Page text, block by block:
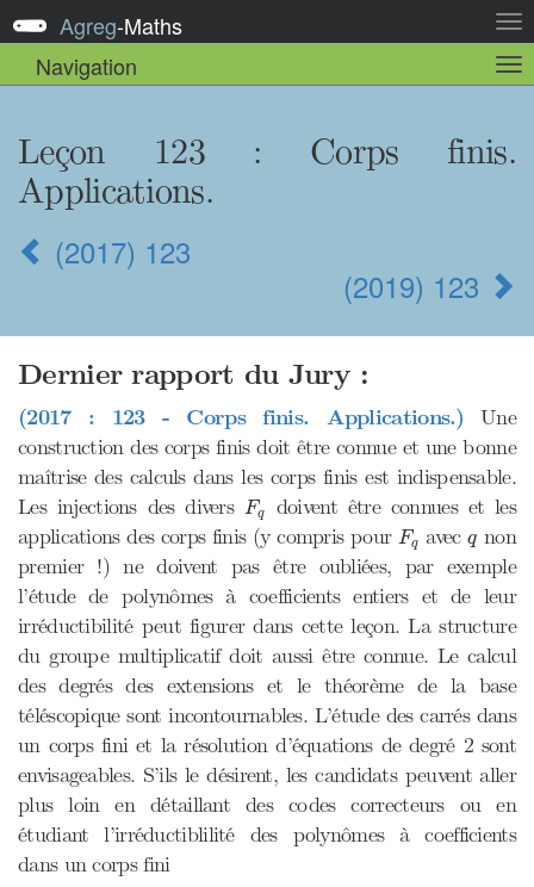
la
Agreg-Maths
Navigation
la
Leçon 123 : Corps finis.
Applications.
(2017) 123
(2019) 123
Dernier rapport du Jury :
(2017 : 123 - Corps finis. Applications.) Une
construction des corps finis doit être connue et une bonne
maîtrise des calculs dans les corps finis est indispensable.
Les injections des divers Fq
Fq
doivent être connues et les
applications des corps finis (y compris pour Fq
Fq avecq
q non
premier !) ne doivent pas être oubliées, par exemple
l’étude de polynômes à coefficients entiers et de leur
irréductibilité peut figurer dans cette leçon. La structure
du groupe multiplicatif doit aussi être connue. Le calcul
des degrés des extensions et le théorème de la base
téléscopique sont incontournables. L’étude des carrés dans
un corps fini et la résolution d’équations de degré 2 sont
envisageables. S’ils le désirent, les candidats peuvent aller
plus loin en détaillant des codes correcteurs ou en
étudiant l’irréductiblilité des polynômes à coefficients
dans un corps fini